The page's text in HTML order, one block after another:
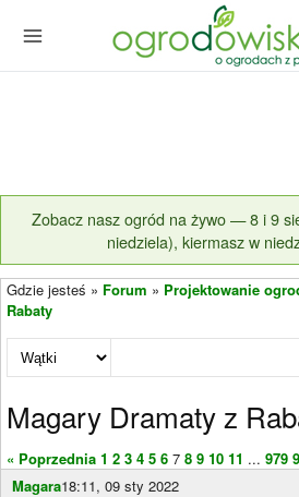
Zobacz nasz ogród na żywo — 8 i 9
niedziela), kiermasz w
Gdzie jesteś » Forum » Projektowanie
Rabaty
Magary Dramaty z
« Poprzednia 1 2 3 4 5 6 7 8 9 10 11 ... 979
Magara18:11, 09 sty 2022